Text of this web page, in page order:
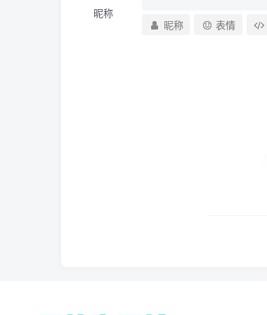
昵称
昵称 表情